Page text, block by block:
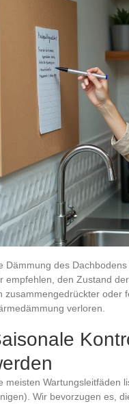
Dämmung des
empfehlen, den Zustand
zusammengedrückter oder
verloren.
meisten Wartungsleitfäden
Wir bevorzugen es,